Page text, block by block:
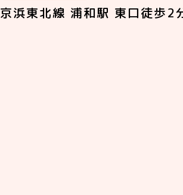
京浜東北線 浦和駅 東口徒歩2